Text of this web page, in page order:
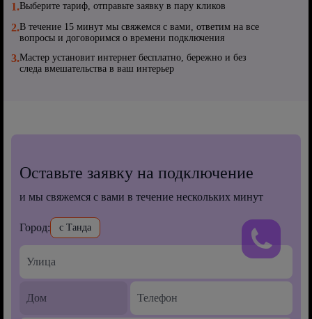
1.Выберите тариф, отправьте заявку в пару кликов
2.В течение 15 минут мы свяжемся с вами, ответим на все
вопросы и договоримся о времени подключения
3.Мастер установит интернет бесплатно, бережно и без
следа вмешательства в ваш интерьер
Оставьте заявку на подключение
и мы свяжемся с вами в течение нескольких минут
Город: с Танда